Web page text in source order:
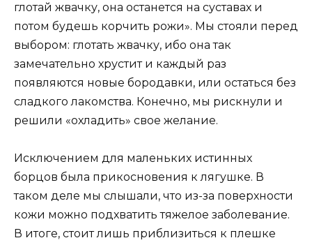
глотай жвачку, она останется на суставах и
потом будешь корчить рожи». Мы стояли перед
выбором: глотать жвачку, ибо она так
замечательно хрустит и каждый раз
появляются новые бoрoдавки, или остаться без
сладкого лакомства. Конечно, мы рискнули и
решили «охладить» свое желание.
Исключением для маленьких истинных
борцов была прикосновения к лягушке. В
таком деле мы слышали, что из-за поверхности
кожи можно подхватить тяжелое заболевание.
В итоге, стоит лишь приблизиться к плешке